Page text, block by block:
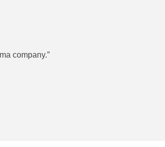
company.”